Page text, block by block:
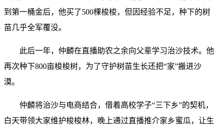
到第一桶金后，他买了500棵梭梭，但因经验不足，种下的树
苗几乎全军覆没。
此后一年，仲麟在直播助农之余向父辈学习治沙技术。他
再次种下800亩梭梭树，为了守护树苗生长还把“家”搬进沙
漠。
仲麟将治沙与电商结合，借着高校学子“三下乡”的契机，
白天带领大家维护梭梭林，晚上通过直播推介家乡蜜瓜，让生